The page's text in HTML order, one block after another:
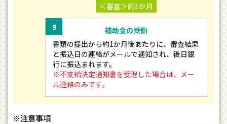
＜審査＞約1か月
9
補助金の受領
書類の提出から約1か月後あたりに、審査結果
と振込日の連絡がメールで通知され、後日銀
行に振込まれます。
※不支給決定通知書を受理した場合は、メー
ル連絡のみです。
※注意事項